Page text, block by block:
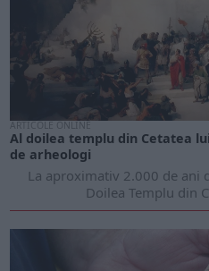
ARTICOLE ONLINE
Al doilea templu din Cetatea
de arheologi
La aproximativ 2.000 de ani
Doilea Templu din